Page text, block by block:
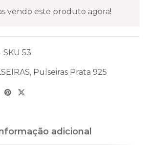
vendo este produto agora!
SKU 53
, Pulseiras Prata 925
adicional